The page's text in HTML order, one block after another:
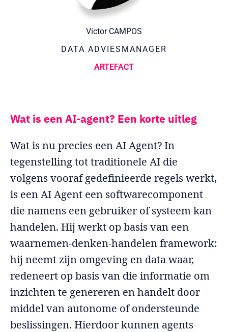
Victor CAMPOS
DATA ADVIESMANAGER
ARTEFACT
Wat is een AI-agent? Een korte uitleg
Wat is nu precies een AI Agent? In
tegenstelling tot traditionele AI die
volgens vooraf gedefinieerde regels werkt,
is een AI Agent een softwarecomponent
die namens een gebruiker of systeem kan
handelen. Hij werkt op basis van een
waarnemen-denken-handelen framework:
hij neemt zijn omgeving en data waar,
redeneert op basis van die informatie om
inzichten te genereren en handelt door
middel van autonome of ondersteunde
beslissingen. Hierdoor kunnen agents